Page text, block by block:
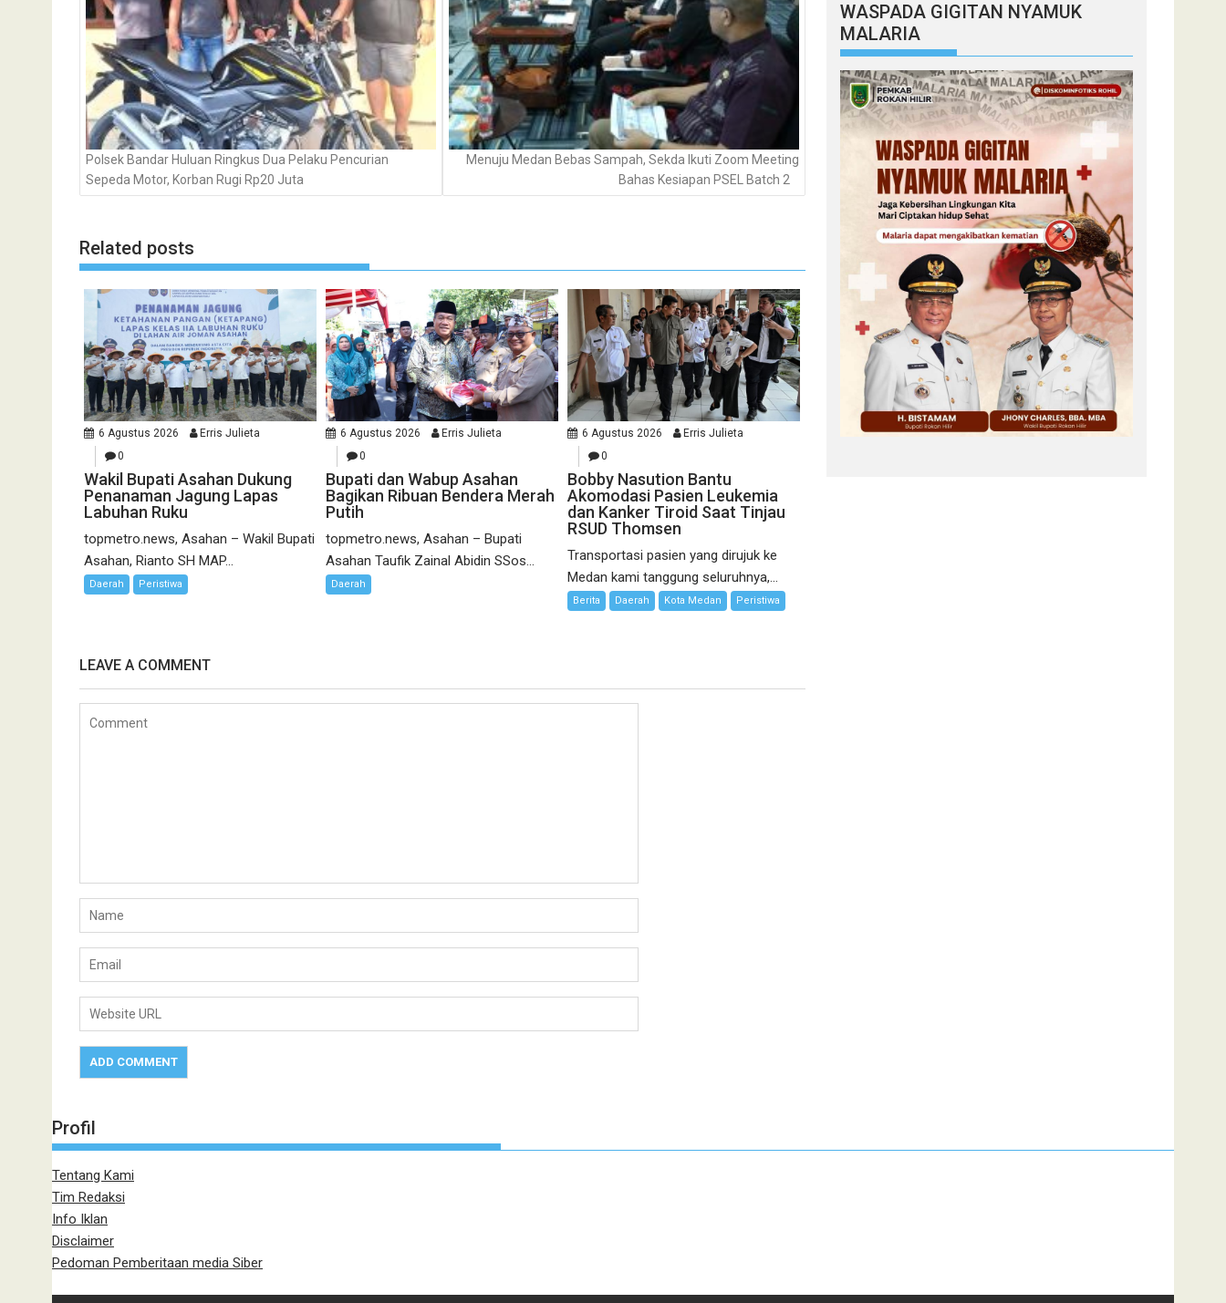
Polsek Bandar Huluan Ringkus Dua Pelaku Pencurian
Sepeda Motor, Korban Rugi Rp20 Juta
Menuju Medan Bebas Sampah, Sekda Ikuti Zoom Meeting
Bahas Kesiapan PSEL Batch 2
Related posts
6 Agustus 2026
Erris Julieta
0
Wakil Bupati Asahan Dukung
Penanaman Jagung Lapas
Labuhan Ruku
topmetro.news, Asahan – Wakil Bupati
Asahan, Rianto SH MAP...
Daerah Peristiwa
6 Agustus 2026
Erris Julieta
0
Bupati dan Wabup Asahan
Bagikan Ribuan Bendera Merah
Putih
topmetro.news, Asahan – Bupati
Asahan Taufik Zainal Abidin SSos...
Daerah
6 Agustus 2026
Erris Julieta
0
Bobby Nasution Bantu
Akomodasi Pasien Leukemia
dan Kanker Tiroid Saat Tinjau
RSUD Thomsen
Transportasi pasien yang dirujuk ke
Medan kami tanggung seluruhnya,...
Berita Daerah Kota Medan Peristiwa
LEAVE A COMMENT
WASPADA GIGITAN NYAMUK
MALARIA
Profil
Tentang Kami
Tim Redaksi
Info Iklan
Disclaimer
Pedoman Pemberitaan media Siber